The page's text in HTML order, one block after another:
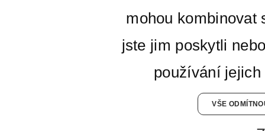
mohou kombinovat
jste jim poskytli
používání
VŠE